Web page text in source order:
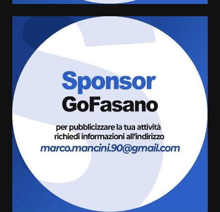
amarezza per esclusione dal
campionato di calcio”
7 Agosto 2026 06:00
Fasanese ferito a colpi di arma
da fuoco
6 Agosto 2026 18:13
Carta d’identità: continua il piano
di aperture straordinarie del
Comune di Fasano
6 Agosto 2026 14:16
La Banda Città di Fasano apre
ufficialmente la Festa di